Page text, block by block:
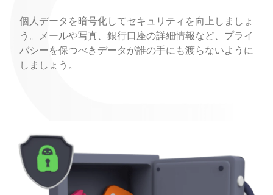
個人データを暗号化してセキュリティを向上しましょ
う。メールや写真、銀行口座の詳細情報など、プライ
バシーを保つべきデータが誰の手にも渡らないように
しましょう。